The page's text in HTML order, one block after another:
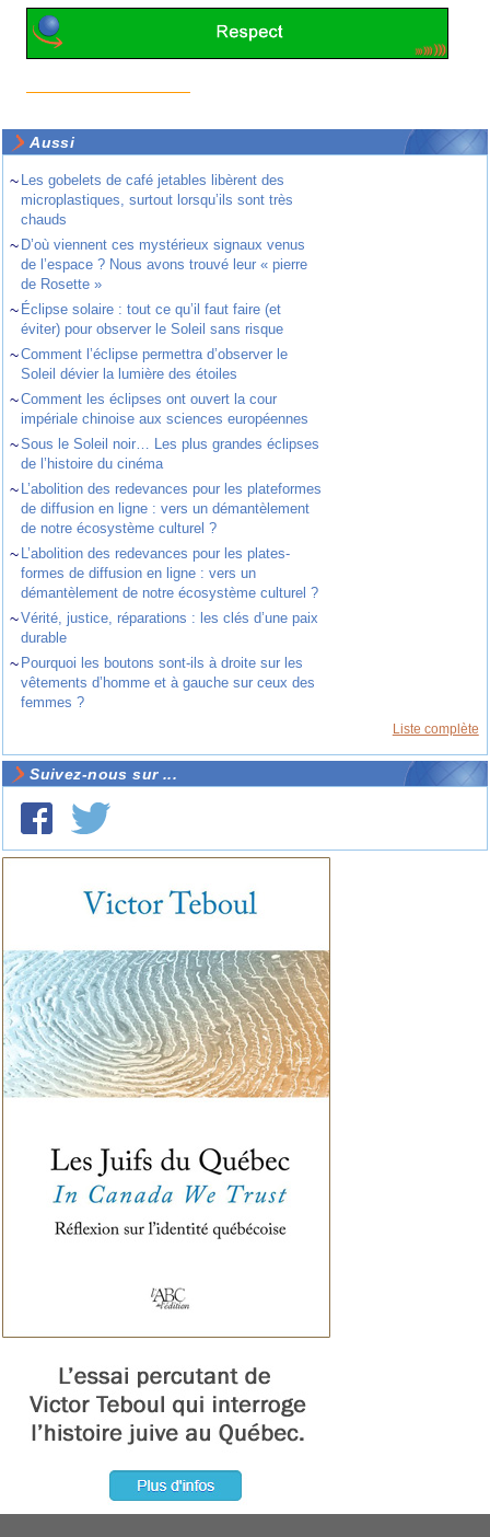
Aussi
~ Les gobelets de café jetables libèrent des
microplastiques, surtout lorsqu’ils sont très
chauds
~ D’où viennent ces mystérieux signaux venus
de l’espace ? Nous avons trouvé leur « pierre
de Rosette »
~ Éclipse solaire : tout ce qu’il faut faire (et
éviter) pour observer le Soleil sans risque
~Comment l’éclipse permettra d’observer le
Soleil dévier la lumière des étoiles
~Comment les éclipses ont ouvert la cour
impériale chinoise aux sciences européennes
~Sous le Soleil noir… Les plus grandes éclipses
de l’histoire du cinéma
~ L’abolition des redevances pour les plateformes
de diffusion en ligne : vers un démantèlement
de notre écosystème culturel ?
~ L’abolition des redevances pour les plates-
formes de diffusion en ligne : vers un
démantèlement de notre écosystème culturel ?
~Vérité, justice, réparations : les clés d’une paix
durable
~ Pourquoi les boutons sont-ils à droite sur les
vêtements d’homme et à gauche sur ceux des
femmes ?
Liste complète
Suivez-nous sur ...